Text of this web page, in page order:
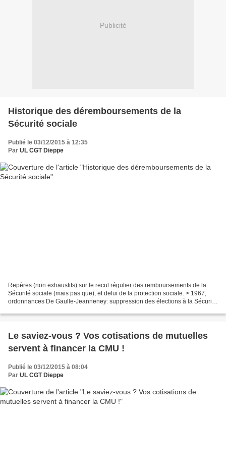
Publicité
Historique des déremboursements de la
Sécurité sociale
Publié le 03/12/2015 à 12:35
Par UL CGT Dieppe
Repères (non exhaustifs) sur le recul régulier des remboursements de la
Sécurité sociale (mais pas que), et delui de la protection sociale. > 1967,
ordonnances De Gaulle-Jeanneney: suppression des élections à la Sécurité
Le saviez-vous ? Vos cotisations de mutuelles
servent à financer la CMU !
Publié le 03/12/2015 à 08:04
Par UL CGT Dieppe